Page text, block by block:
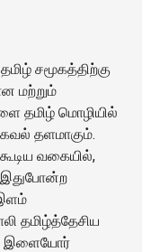
சமூகத்திற்கு
மற்றும்
தமிழ் மொழியில்
தளமாகும்.
வகையில்,
இதுபோன்ற
தமிழ்த்தேசிய
இளையோர்